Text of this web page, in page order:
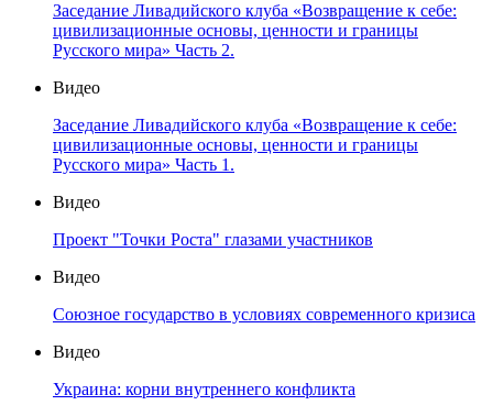
Заседание Ливадийского клуба «Возвращение к себе:
цивилизационные основы, ценности и границы
Русского мира» Часть 2.
Видео
Заседание Ливадийского клуба «Возвращение к себе:
цивилизационные основы, ценности и границы
Русского мира» Часть 1.
Видео
Проект "Точки Роста" глазами участников
Видео
Союзное государство в условиях современного кризиса
Видео
Украина: корни внутреннего конфликта